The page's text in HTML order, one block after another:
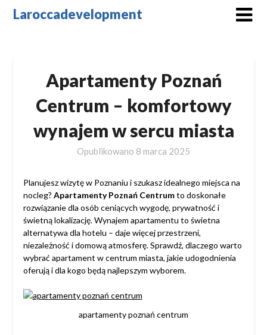
SkipLaroccadevelopment
Apartamenty Poznań
Centrum – komfortowy
wynajem w sercu miasta
Opublikowano 8 marca 2025
Planujesz wizytę w Poznaniu i szukasz idealnego miejsca na
nocleg? Apartamenty Poznań Centrumto doskonałe
rozwiązanie dla osób ceniących wygodę, prywatność i
świetną lokalizację. Wynajem apartamentu to świetna
alternatywa dla hotelu – daje więcej przestrzeni,
niezależność i domową atmosferę. Sprawdź, dlaczego warto
wybrać apartament w centrum miasta, jakie udogodnienia
oferują i dla kogo będą najlepszym wyborem.
apartamenty poznań centrum